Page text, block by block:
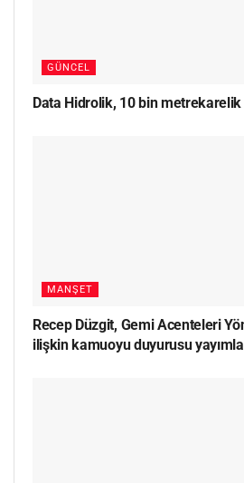
GÜNCEL
Data Hidrolik, 10 bin
MANŞET
Recep Düzgit, Gemi Acenteleri
ilişkin kamuoyu duyurusu